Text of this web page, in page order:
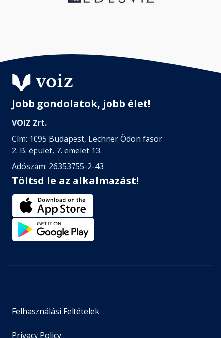
Jobb gondolatok, jobb élet!
VOIZ Zrt.
Cím: 1095 Budapest, Lechner Ödön fasor
2. B. épület, 7. emelet 13.
Adószám: 26353755-2-43
Töltsd le az alkalmazást!
Felhasználási Feltételek
Privacy Policy